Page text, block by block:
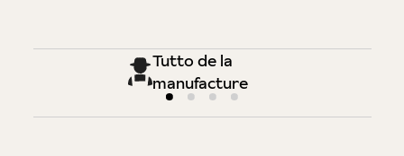
Tutto de la
manufacture